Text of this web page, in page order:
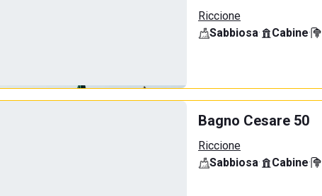
Riccione
Sabbiosa· Cabine·
Bagno Cesare 50
Riccione
Sabbiosa· Cabine·